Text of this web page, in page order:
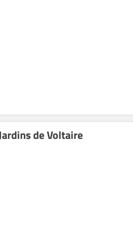
de Voltaire